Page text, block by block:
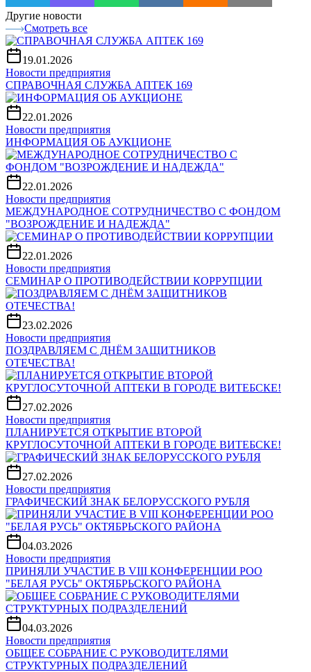
Другие новости
Смотреть все
19.01.2026
Новости предприятия
СПРАВОЧНАЯ СЛУЖБА АПТЕК 169
22.01.2026
Новости предприятия
ИНФОРМАЦИЯ ОБ АУКЦИОНЕ
22.01.2026
Новости предприятия
МЕЖДУНАРОДНОЕ СОТРУДНИЧЕСТВО С ФОНДОМ
"ВОЗРОЖДЕНИЕ И НАДЕЖДА"
22.01.2026
Новости предприятия
СЕМИНАР О ПРОТИВОДЕЙСТВИИ КОРРУПЦИИ
23.02.2026
Новости предприятия
ПОЗДРАВЛЯЕМ С ДНЁМ ЗАЩИТНИКОВ
ОТЕЧЕСТВА!
27.02.2026
Новости предприятия
ПЛАНИРУЕТСЯ ОТКРЫТИЕ ВТОРОЙ
КРУГЛОСУТОЧНОЙ АПТЕКИ В ГОРОДЕ ВИТЕБСКЕ!
27.02.2026
Новости предприятия
ГРАФИЧЕСКИЙ ЗНАК БЕЛОРУССКОГО РУБЛЯ
04.03.2026
Новости предприятия
ПРИНЯЛИ УЧАСТИЕ В VIII КОНФЕРЕНЦИИ РОО
"БЕЛАЯ РУСЬ" ОКТЯБРЬСКОГО РАЙОНА
04.03.2026
Новости предприятия
ОБЩЕЕ СОБРАНИЕ С РУКОВОДИТЕЛЯМИ
СТРУКТУРНЫХ ПОДРАЗДЕЛЕНИЙ